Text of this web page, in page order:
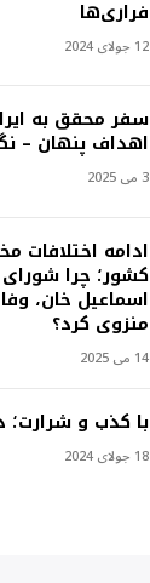
فراری‌ها
12 جولای 2024
سفر محقق به
اهداف پنهان –
3 می 2025
ادامه اختلافات
کشور؛ چرا
اسماعیل خان،
منزوی کرد؟
14 می 2025
با کذب و شرارت؛
18 جولای 2024